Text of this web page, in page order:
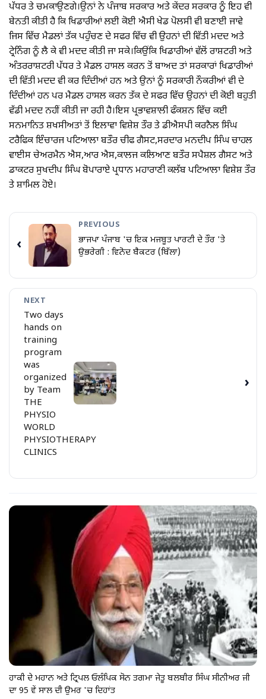
ਪੱਧਰ ਤੇ ਚਮਕਾਉਣਗੇ।ਉਨਾਂ ਨੇ ਪੰਜਾਬ ਸਰਕਾਰ ਅਤੇ ਕੇਂਦਰ ਸਰਕਾਰ ਨੂੰ ਇਹ ਵੀ
ਬੇਨਤੀ ਕੀਤੀ ਹੈ ਕਿ ਖਿਡਾਰੀਆਂ ਲਈ ਕੋਈ ਐਸੀ ਖੇਡ ਪੋਲਸੀ ਵੀ ਬਣਾਈ ਜਾਵੇ
ਜਿਸ ਵਿੱਚ ਮੈਡਲਾਂ ਤੱਕ ਪਹੁੰਚਣ ਦੇ ਸਫਰ ਵਿੱਚ ਵੀ ਉਹਨਾਂ ਦੀ ਵਿੱਤੀ ਮਦਦ ਅਤੇ
ਟ੍ਰੇਨਿੰਗ ਨੂੰ ਲੈ ਕੇ ਵੀ ਮਦਦ ਕੀਤੀ ਜਾ ਸਕੇ।ਕਿਉਂਕਿ ਖਿਡਾਰੀਆਂ ਵੱਲੋਂ ਰਾਸ਼ਟਰੀ ਅਤੇ
ਅੰਤਰਰਾਸ਼ਟਰੀ ਪੱਧਰ ਤੇ ਮੈਡਲ ਹਾਸਲ ਕਰਨ ਤੋਂ ਬਾਅਦ ਤਾਂ ਸਰਕਾਰਾਂ ਖਿਡਾਰੀਆਂ
ਦੀ ਵਿੱਤੀ ਮਦਦ ਵੀ ਕਰ ਦਿੰਦੀਆਂ ਹਨ ਅਤੇ ਉਨਾਂ ਨੂੰ ਸਰਕਾਰੀ ਨੌਕਰੀਆਂ ਵੀ ਦੇ
ਦਿੰਦੀਆਂ ਹਨ ਪਰ ਮੈਡਲ ਹਾਸਲ ਕਰਨ ਤੱਕ ਦੇ ਸਫਰ ਵਿੱਚ ਉਹਨਾਂ ਦੀ ਕੋਈ ਬਹੁਤੀ
ਵੱਡੀ ਮਦਦ ਨਹੀਂ ਕੀਤੀ ਜਾ ਰਹੀ ਹੈ।ਇਸ ਪ੍ਰਭਾਵਸ਼ਾਲੀ ਫੰਕਸ਼ਨ ਵਿੱਚ ਕਈ
ਸਨਮਾਨਿਤ ਸ਼ਖਸੀਅਤਾਂ ਤੋਂ ਇਲਾਵਾ ਵਿਸ਼ੇਸ਼ ਤੌਰ ਤੇ ਡੀਐਸਪੀ ਕਰਨੈਲ ਸਿੰਘ
ਟਰੈਫਿਕ ਇੰਚਾਰਜ ਪਟਿਆਲਾ ਬਤੌਰ ਚੀਫ ਗੈਸਟ,ਸਰਦਾਰ ਮਨਦੀਪ ਸਿੰਘ ਚਾਹਲ
ਵਾਈਸ ਚੇਅਰਮੈਨ ਐਸ,ਆਰ ਐਸ,ਕਾਲਜ ਕਲਿਆਣ ਬਤੌਰ ਸਪੈਸ਼ਲ ਗੈਸਟ ਅਤੇ
ਡਾਕਟਰ ਸੁਖਦੀਪ ਸਿੰਘ ਬੋਪਾਰਾਏ ਪ੍ਰਧਾਨ ਮਹਾਰਾਣੀ ਕਲੱਬ ਪਟਿਆਲਾ ਵਿਸ਼ੇਸ਼ ਤੌਰ
ਤੇ ਸ਼ਾਮਿਲ ਹੋਏ।
‹
PREVIOUS
ਭਾਜਪਾ ਪੰਜਾਬ 'ਚ ਇਕ ਮਜਬੂਤ ਪਾਰਟੀ ਦੇ ਤੌਰ 'ਤੇ
ਉਭਰੇਗੀ : ਵਿਨੋਦ ਬੈਕਟਰ (ਬਿੱਲਾ)
NEXT
Two days
hands on
training
program
was
organized
by Team
THE
PHYSIO
WORLD
PHYSIOTHERAPY
CLINICS
›
ਹਾਕੀ ਦੇ ਮਹਾਨ ਅਤੇ ਟ੍ਰਿਪਲ ਓਲੰਪਿਕ ਸੋਨ ਤਗਮਾ ਜੇਤੂ ਬਲਬੀਰ ਸਿੰਘ ਸੀਨੀਅਰ ਜੀ
ਦਾ 95 ਵੇਂ ਸਾਲ ਦੀ ਉਮਰ 'ਚ ਦਿਹਾਂਤ